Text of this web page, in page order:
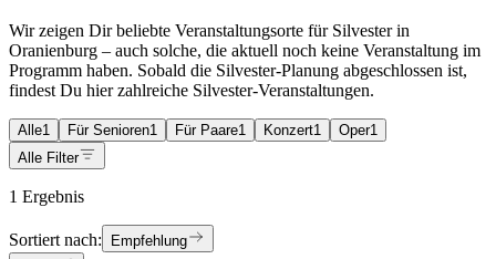
Wir zeigen Dir beliebte Veranstaltungsorte für Silvester in
Oranienburg – auch solche, die aktuell noch keine Veranstaltung im
Programm haben. Sobald die Silvester-Planung abgeschlossen ist,
findest Du hier zahlreiche Silvester-Veranstaltungen.
Alle1 Für Senioren1 Für Paare1 Konzert1 Oper1
Alle Filter
1 Ergebnis
Sortiert nach:
Empfehlung